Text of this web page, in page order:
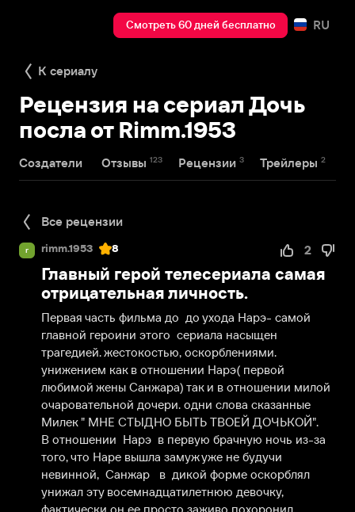
Смотреть 60 дней бесплатно RU
К сериалу
Рецензия на сериал Дочь
посла от Rimm.1953
Создатели Отзывы 123 Рецензии 3 Трейлеры 2
Все рецензии
r rimm.1953 8 2
Главный герой телесериала самая
отрицательная личность.
Первая часть фильма до  до ухода Нарэ- самой
главной героини этого  сериала насыщен
трагедией. жестокостью, оскорблениями.
унижением как в отношении Нарэ( первой
любимой жены Санжара) так и в отношении милой
очаровательной дочери. одни слова сказанные
Милек " МНЕ СТЫДНО БЫТЬ ТВОЕЙ ДОЧЬКОЙ".
В отношении  Нарэ  в первую брачную ночь из-за
того, что Наре вышла замуж уже не будучи
невинной,  Санжар   в  дикой форме оскорблял
унижал эту восемнадцатилетнюю девочку,
фактически он ее просто заживо похоронил.